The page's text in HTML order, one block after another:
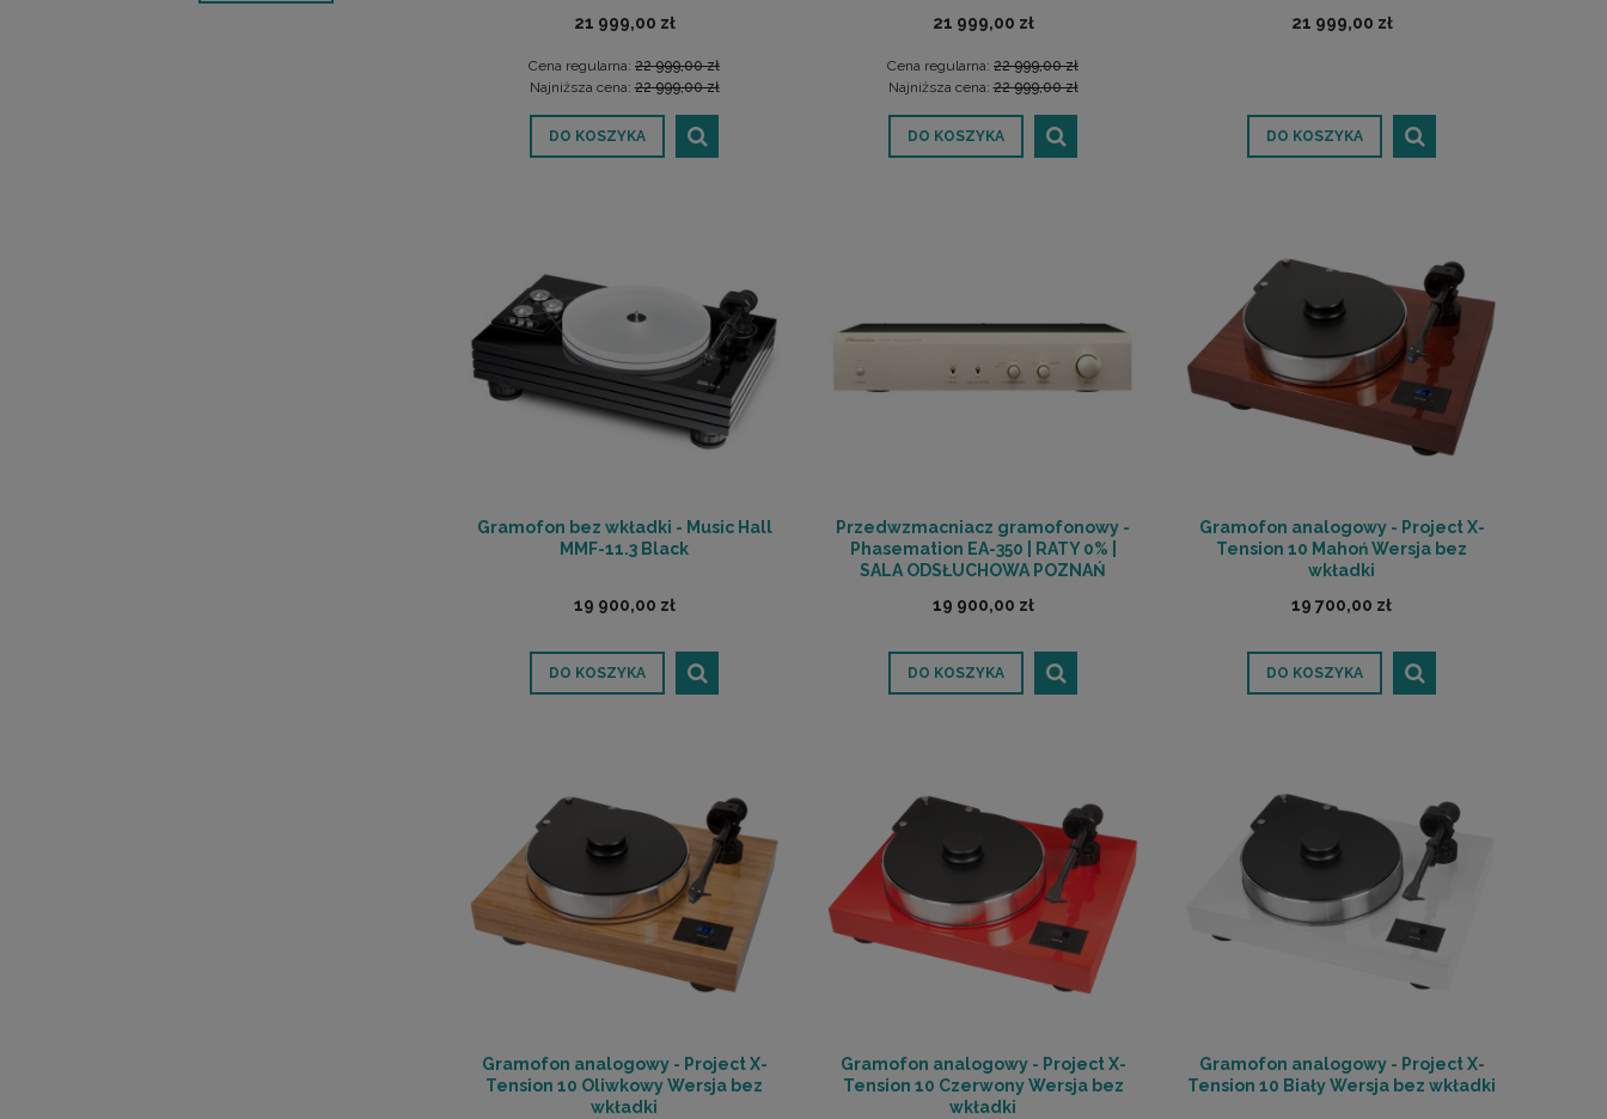
21 999,00 zł
Cena regularna: 22 999,00 zł
Najniższa cena:22 999,00 zł
DO KOSZYKA
21 999,00 zł
Cena regularna: 22 999,00 zł
Najniższa cena:22 999,00 zł
DO KOSZYKA
21 999,00 zł
DO KOSZYKA
Gramofon bez wkładki - Music Hall
MMF-11.3 Black
19 900,00 zł
DO KOSZYKA
Przedwzmacniacz gramofonowy -
Phasemation EA-350 | RATY 0% |
SALA ODSŁUCHOWA POZNAŃ
19 900,00 zł
DO KOSZYKA
Gramofon analogowy - Project X-
Tension 10 Mahoń Wersja bez
wkładki
19 700,00 zł
DO KOSZYKA
Gramofon analogowy - Project X-
Tension 10 Oliwkowy Wersja bez
wkładki
Gramofon analogowy - Project X-
Tension 10 Czerwony Wersja bez
wkładki
Gramofon analogowy - Project X-
Tension 10 Biały Wersja bez wkładki